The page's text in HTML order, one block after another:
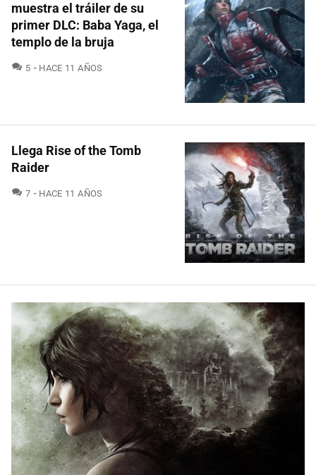
muestra el tráiler de su
primer DLC: Baba Yaga, el
templo de la bruja
5 COMENTARIOS
HACE 11 AÑOS
Llega Rise of the Tomb
Raider
7 COMENTARIOS
HACE 11 AÑOS